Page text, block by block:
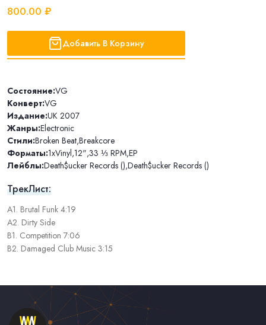
800.00 ₽
Добавить В Корзину
Состояние:VG
Конверт:VG
Издание:UK 2007
Жанры:Electronic
Стили:Broken Beat,Breakcore
Форматы:1xVinyl,12",33 ⅓ RPM,EP
Лейблы:Death$ucker Records (),Death$ucker Records ()
ТрекЛист:
A1. Brutal Funk 4:19
A2. Dirty Side
B1. Competition 7:06
B2. Damaged Club Music 3:15